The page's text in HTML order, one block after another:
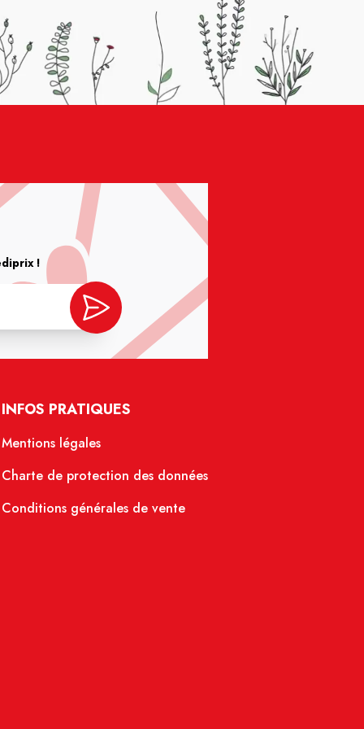
!
INFOS PRATIQUES
Mentions légales
Charte de protection des données
Conditions générales de vente